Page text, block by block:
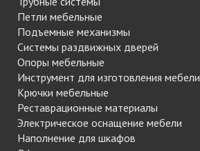
Петли мебельные
Подъемные механизмы
Системы раздвижных дверей
Опоры мебельные
Инструмент для изготовления мебели
Крючки мебельные
Реставрационные материалы
Электрическое оснащение мебели
Наполнение для шкафов